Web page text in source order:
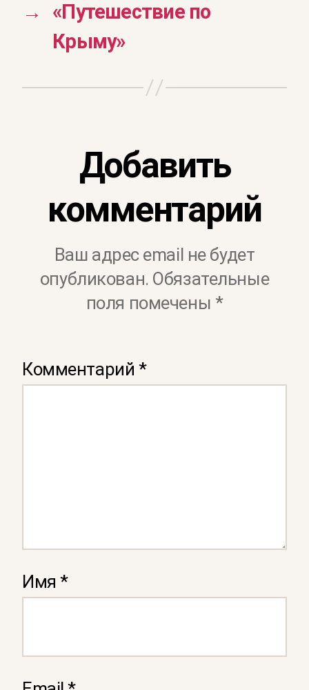
→
«Путешествие по
Крыму»
Добавить
комментарий
Ваш адрес email не будет
опубликован. Обязательные
поля помечены *
Комментарий *
Имя*